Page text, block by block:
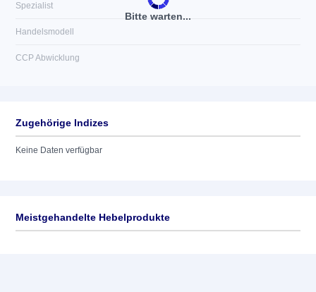
Bitte warten...
Spezialist
Handelsmodell
CCP Abwicklung
Zugehörige Indizes
Keine Daten verfügbar
Meistgehandelte Hebelprodukte